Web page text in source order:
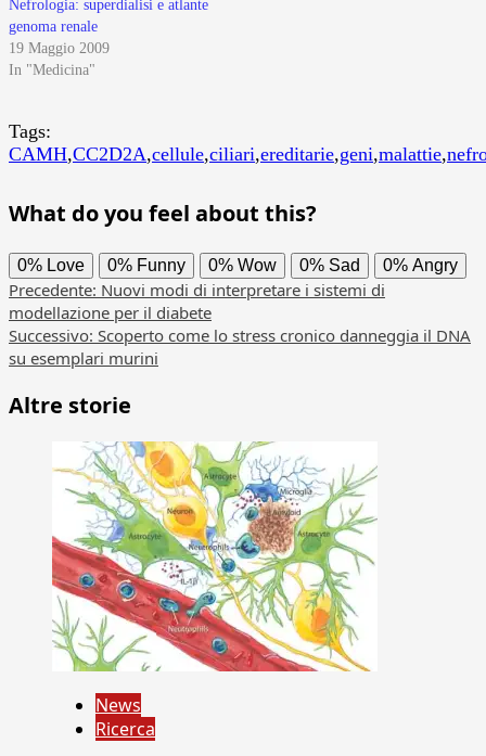
Nefrologia: superdialisi e atlante
genoma renale
19 Maggio 2009
In "Medicina"
Tags:
CAMH,CC2D2A,cellule,ciliari,ereditarie,geni,malattie,
What do you feel about this?
0% Love 0% Funny 0% Wow 0% Sad 0% Angry
Navigazione
articolo
Precedente: Nuovi modi di interpretare i sistemi di
modellazione per il diabete
Successivo: Scoperto come lo stress cronico danneggia il DNA
su esemplari murini
Altre storie
News
Ricerca